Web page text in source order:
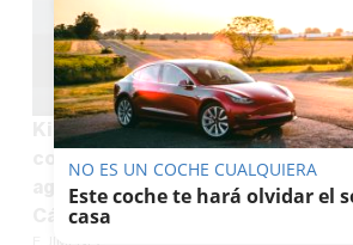
Kilométrica lista de espera para
conducir en Andalucía: 10.000
aguardan hasta ocho meses para
Cádiz
F. JIMÉNEZ
NO ES UN COCHE CUALQUIERA
Este coche te hará olvidar el
casa